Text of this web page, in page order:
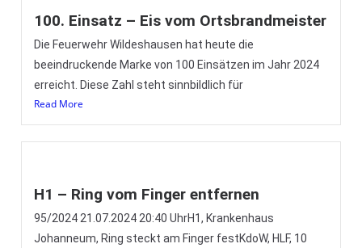
100. Einsatz – Eis vom Ortsbrandmeister
Die Feuerwehr Wildeshausen hat heute die
beeindruckende Marke von 100 Einsätzen im Jahr 2024
erreicht. Diese Zahl steht sinnbildlich für
Read More
H1 – Ring vom Finger entfernen
95/2024 21.07.2024 20:40 UhrH1, Krankenhaus
Johanneum, Ring steckt am Finger festKdoW, HLF, 10